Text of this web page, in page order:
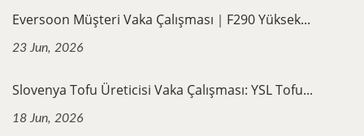
Eversoon Müşteri Vaka Çalışması｜F290 Yüksek...
23 Jun, 2026
Slovenya Tofu Üreticisi Vaka Çalışması: YSL Tofu...
18 Jun, 2026